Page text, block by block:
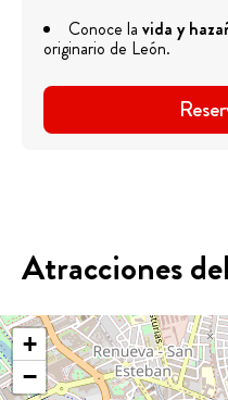
Conoce la vida y
originario de León.
Atracciones
+
−